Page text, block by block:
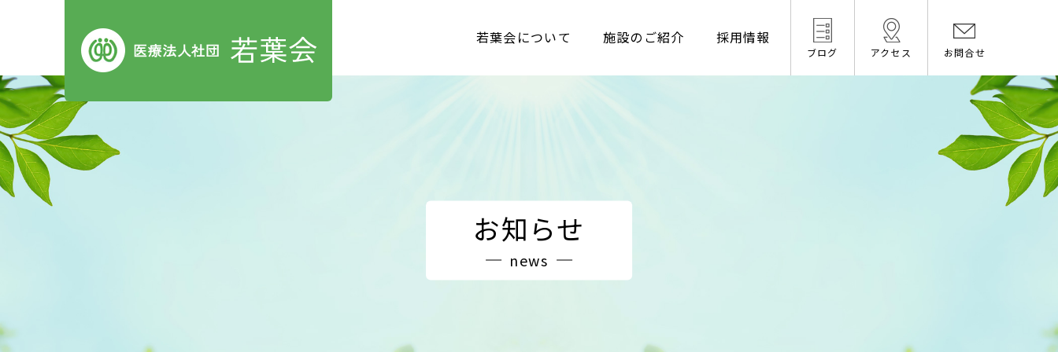
若葉会について 施設のご紹介 採用情報
ブログ アクセス お問合せ
お知らせ
news